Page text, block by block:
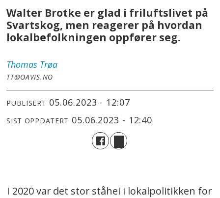
Walter Brotke er glad i friluftslivet på
Svartskog, men reagerer på hvordan
lokalbefolkningen oppfører seg.
Thomas Trøa
TT@OAVIS.NO
PUBLISERT 05.06.2023 - 12:07
SIST OPPDATERT 05.06.2023 - 12:40
I 2020 var det stor ståhei i lokalpolitikken for